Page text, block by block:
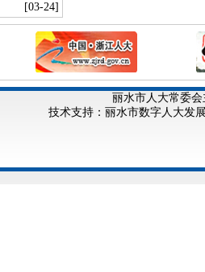
[03-24]
丽水市人大常委会
技术支持：丽水市数字人大发